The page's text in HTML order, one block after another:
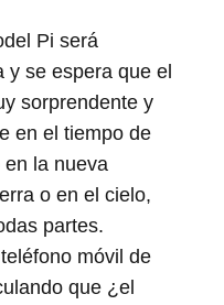
Pi será
y se espera que el
sorprendente y
en el tiempo de
en la nueva
o en el cielo,
partes.
móvil de
que ¿el